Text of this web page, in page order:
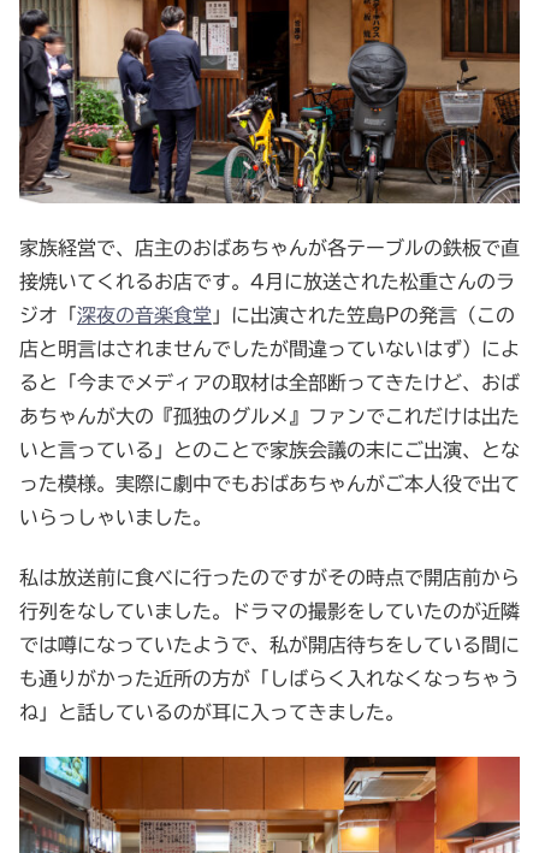
家族経営で、店主のおばあちゃんが各テーブルの鉄板で直
接焼いてくれるお店です。4月に放送された松重さんのラ
ジオ「 深夜の音楽食堂 」に出演された笠島Pの発言（この
店と明言はされませんでしたが間違っていないはず）によ
ると「今までメディアの取材は全部断ってきたけど、おば
あちゃんが大の『孤独のグルメ』ファンでこれだけは出た
いと言っている」とのことで家族会議の末にご出演、とな
った模様。実際に劇中でもおばあちゃんがご本人役で出て
いらっしゃいました。
私は放送前に食べに行ったのですがその時点で開店前から
行列をなしていました。ドラマの撮影をしていたのが近隣
では噂になっていたようで、私が開店待ちをしている間に
も通りがかった近所の方が「しばらく入れなくなっちゃう
ね」と話しているのが耳に入ってきました。